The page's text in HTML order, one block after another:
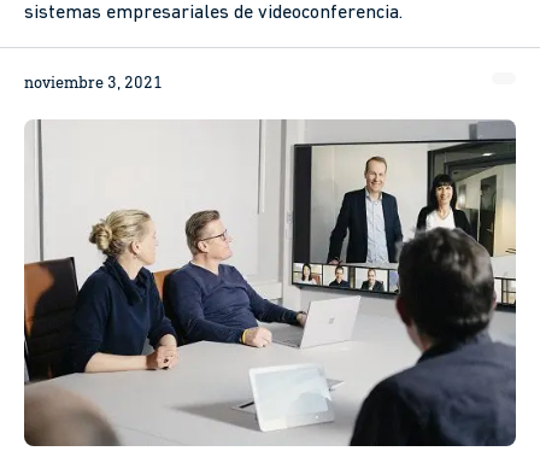
sistemas empresariales de videoconferencia.
noviembre 3, 2021